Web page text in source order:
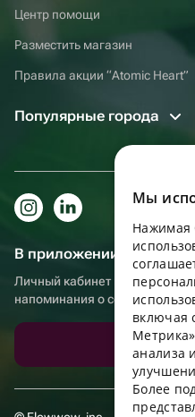
Центр помощи
Разместить магазин
Правила акции “Atomic Heart”
Популярные города
В приложении еще
Личный кабинет получателя,
напоминания о событиях
Скачать
Мы
Нажимая
включая
анализа
Более